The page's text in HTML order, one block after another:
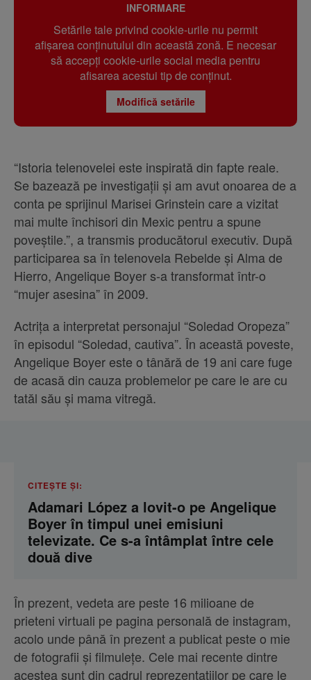
INFORMARE
Setările tale privind cookie-urile nu permit
afișarea conținutului din această zonă. E necesar
să accepți cookie-urile social media pentru
afisarea acestui tip de conținut.
Modifică setările
“Istoria telenovelei este inspirată din fapte reale.
Se bazează pe investigații și am avut onoarea de a
conta pe sprijinul Marisei Grinstein care a vizitat
mai multe închisori din Mexic pentru a spune
poveștile.”, a transmis producătorul executiv. După
participarea sa în telenovela Rebelde și Alma de
Hierro, Angelique Boyer s-a transformat într-o
“mujer asesina” în 2009.
Actrița a interpretat personajul “Soledad Oropeza”
în episodul “Soledad, cautiva”. În această poveste,
Angelique Boyer este o tânără de 19 ani care fuge
de acasă din cauza problemelor pe care le are cu
tatăl său și mama vitregă.
CITEȘTE ȘI:
Adamari López a lovit-o pe Angelique
Boyer în timpul unei emisiuni
televizate. Ce s-a întâmplat între cele
două dive
În prezent, vedeta are peste 16 milioane de
prieteni virtuali pe pagina personală de instagram,
acolo unde până în prezent a publicat peste o mie
de fotografii și filmulețe. Cele mai recente dintre
acestea sunt din cadrul reprezentațiilor pe care le